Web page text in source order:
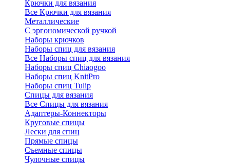
Крючки для вязания
Все Крючки для вязания
Металлические
С эргономической ручкой
Наборы крючков
Наборы спиц для вязания
Все Наборы спиц для вязания
Наборы спиц Chiaogoo
Наборы спиц KnitPro
Наборы спиц Tulip
Спицы для вязания
Все Спицы для вязания
Адаптеры-Коннекторы
Круговые спицы
Лески для спиц
Прямые спицы
Съемные спицы
Чулочные спицы